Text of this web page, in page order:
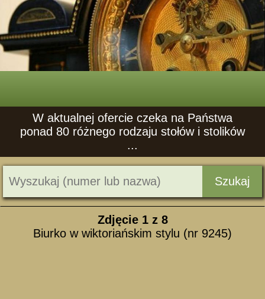
W aktualnej ofercie czeka na Państwa
ponad 80 różnego rodzaju stołów i stolików
...
Szukaj
Zdjęcie 1z 8
Biurko w wiktoriańskim stylu (nr 9245)